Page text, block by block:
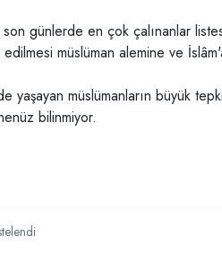
günlerde en çok çalınanlar
müslüman alemine ve
yaşayan müslümanların büyük
bilinmiyor.